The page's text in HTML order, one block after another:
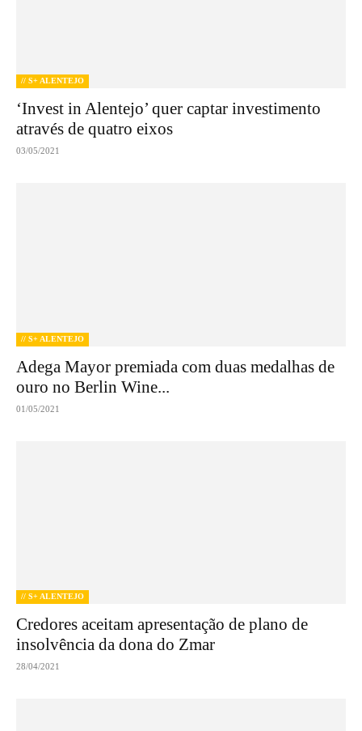
// S+ ALENTEJO
‘Invest in Alentejo’ quer captar investimento
através de quatro eixos
03/05/2021
// S+ ALENTEJO
Adega Mayor premiada com duas medalhas de
ouro no Berlin Wine...
01/05/2021
// S+ ALENTEJO
Credores aceitam apresentação de plano de
insolvência da dona do Zmar
28/04/2021